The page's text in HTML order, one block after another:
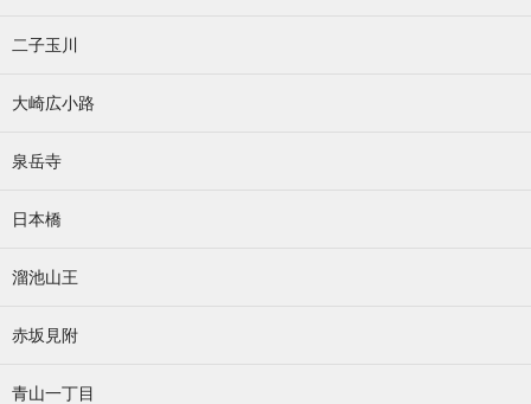
二子玉川
大崎広小路
泉岳寺
日本橋
溜池山王
赤坂見附
青山一丁目